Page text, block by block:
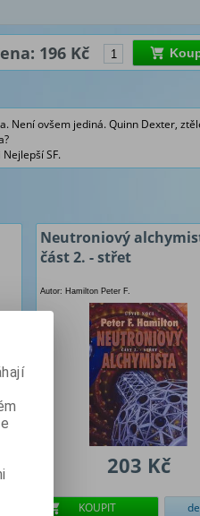
196 Kč
Není ovšem jediná. Quinn Dexter,
SF.
Neutroniový
část 2. - střet
Autor: Hamilton Peter F.
203 Kč
KOUPIT